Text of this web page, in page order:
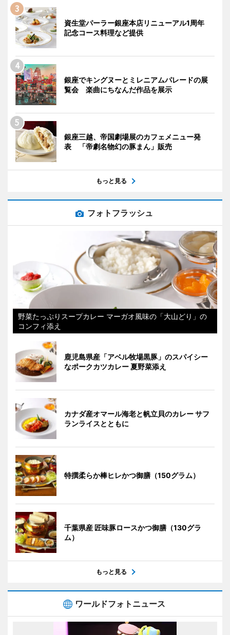
資生堂パーラー銀座本店リニューアル1周年
記念コース料理など提供
銀座でキングヌーとミレニアムパレードの展
覧会 楽曲にちなんだ作品を展示
銀座三越、帝国劇場展のカフェメニュー発
表 「帝劇名物幻の豚まん」販売
もっと見る
フォトフラッシュ
野菜たっぷりスープカレー マーガオ風味の「大山どり」の
コンフィ添え
鹿児島県産「アベル牧場黒豚」のスパイシー
なポークカツカレー 夏野菜添え
カナダ産オマール海老と帆立貝のカレー サフ
ランライスとともに
特撰柔らか棒ヒレかつ御膳（150グラム）
千葉県産 匠味豚ロースかつ御膳（130グラ
ム）
もっと見る
ワールドフォトニュース